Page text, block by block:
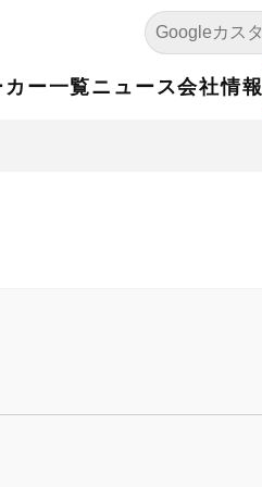
ー一覧ニュース会社情報